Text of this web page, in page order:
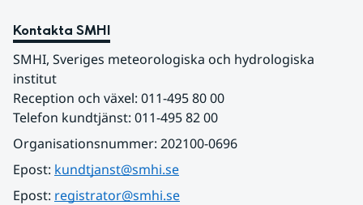
Kontakta SMHI
SMHI, Sveriges meteorologiska och hydrologiska
institut
Reception och växel: 011-495 80 00
Telefon kundtjänst: 011-495 82 00
Organisationsnummer: 202100-0696
Epost: kundtjanst@smhi.se
Epost: registrator@smhi.se